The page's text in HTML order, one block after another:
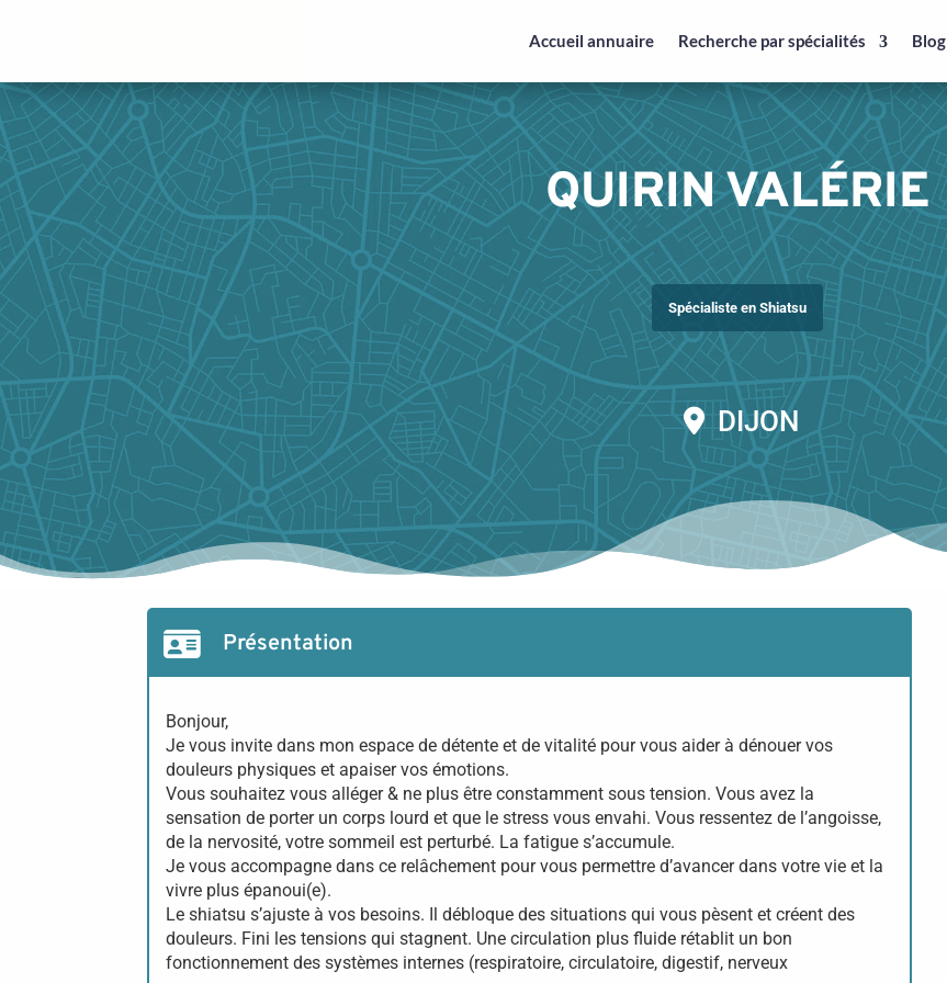
Accueil annuaire Recherche par spécialités Blog
QUIRIN VALÉRIE
Spécialiste en Shiatsu
DIJON
Présentation
Bonjour,
Je vous invite dans mon espace de détente et de vitalité pour vous aider à dénouer vos
douleurs physiques et apaiser vos émotions.
Vous souhaitez vous alléger & ne plus être constamment sous tension. Vous avez la
sensation de porter un corps lourd et que le stress vous envahi. Vous ressentez de l’angoisse,
de la nervosité, votre sommeil est perturbé. La fatigue s’accumule.
Je vous accompagne dans ce relâchement pour vous permettre d’avancer dans votre vie et la
vivre plus épanoui(e).
Le shiatsu s’ajuste à vos besoins. Il débloque des situations qui vous pèsent et créent des
douleurs. Fini les tensions qui stagnent. Une circulation plus fluide rétablit un bon
fonctionnement des systèmes internes (respiratoire, circulatoire, digestif, nerveux